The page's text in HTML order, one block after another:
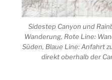
Sidestep Canyon und
Wanderung, Rote Line:
Süden, Blaue Line: Anfahrt
direkt oberhalb der